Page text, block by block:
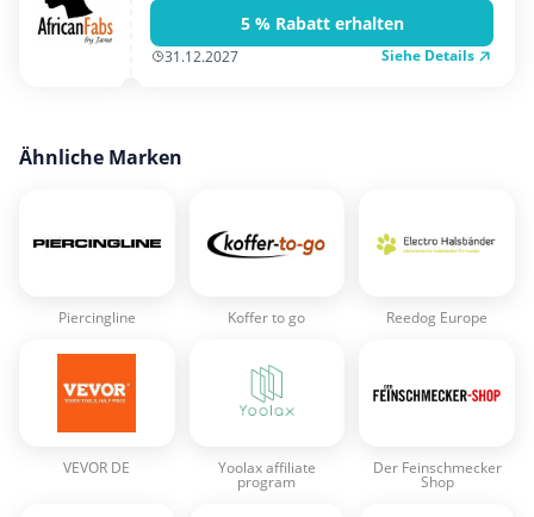
5 % Rabatt erhalten
31.12.2027 Siehe Details
Ähnliche Marken
Piercingline Koffer to go Reedog Europe
VEVOR DE Yoolax affiliate
program
Der Feinschmecker
Shop